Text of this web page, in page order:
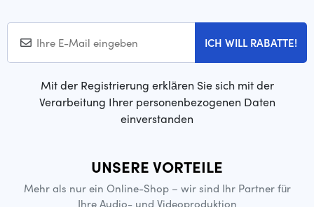
ICH WILL RABATTE!
Mit der Registrierung erklären Sie sich mit der
Verarbeitung Ihrer personenbezogenen Daten
einverstanden
UNSERE VORTEILE
Mehr als nur ein Online-Shop – wir sind Ihr Partner für
Ihre Audio- und Videoproduktion